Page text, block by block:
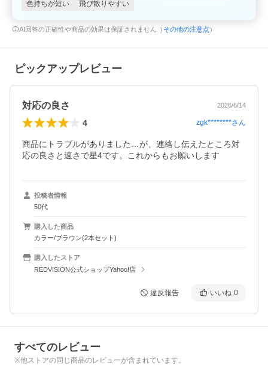
色持ちが短い
飛び散りやすい
AI回答の正確性や商品の効果は保証されません（ その他の注意点 ）
ピックアップレビュー
対応の良さ 2026/6/14
4 zgk********さん
商品にトラブルがありました…が、連絡し伝えたところ対
応の良さと速さで星4です。これからもお願いします
投稿者情報
50代
購入した商品
カラー/ブラウン(2本セット)
購入したストア
REDVISION公式ショップYahoo!店
違反報告 いいね 0
すべてのレビュー
※他ストアの同じ商品のレビューが含まれています。